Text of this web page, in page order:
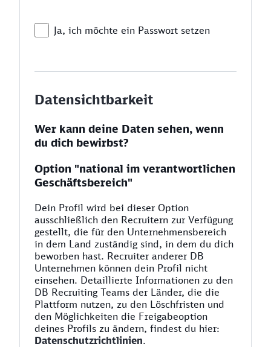
Ja, ich möchte ein Passwort setzen
Datensichtbarkeit
Wer kann deine Daten sehen, wenn
du dich bewirbst?
Option "national im verantwortlichen
Geschäftsbereich"
Dein Profil wird bei dieser Option
ausschließlich den Recruitern zur Verfügung
gestellt, die für den Unternehmensbereich
in dem Land zuständig sind, in dem du dich
beworben hast. Recruiter anderer DB
Unternehmen können dein Profil nicht
einsehen. Detaillierte Informationen zu den
DB Recruiting Teams der Länder, die die
Plattform nutzen, zu den Löschfristen und
den Möglichkeiten die Freigabeoption
deines Profils zu ändern, findest du hier:
Datenschutzrichtlinien.